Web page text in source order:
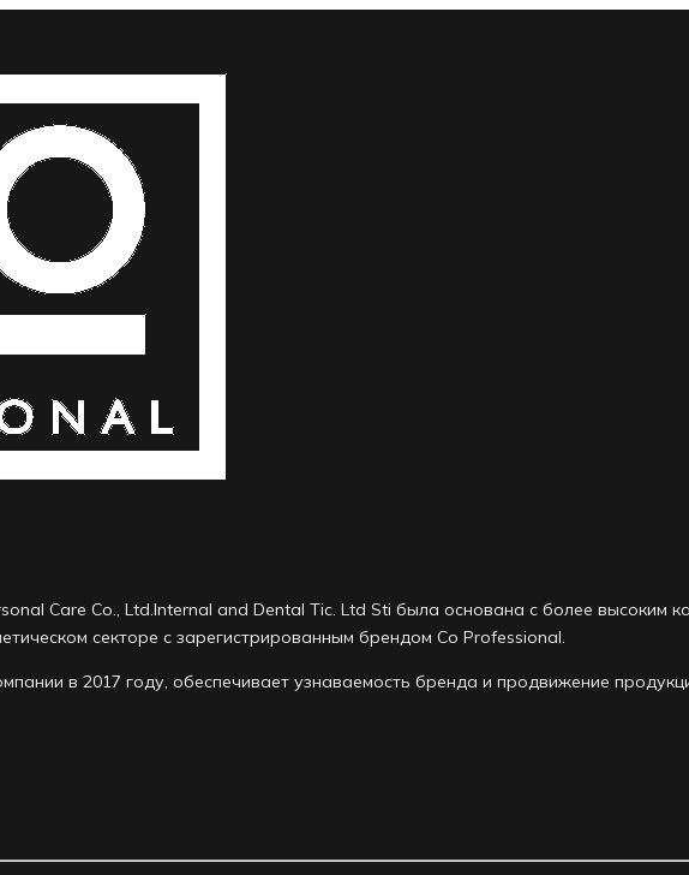
Care Co., Ltd.Internal and Dental Tic. Ltd Sti была основана с более высоким
секторе с зарегистрированным брендом Co Professional.
в 2017 году, обеспечивает узнаваемость бренда и продвижение